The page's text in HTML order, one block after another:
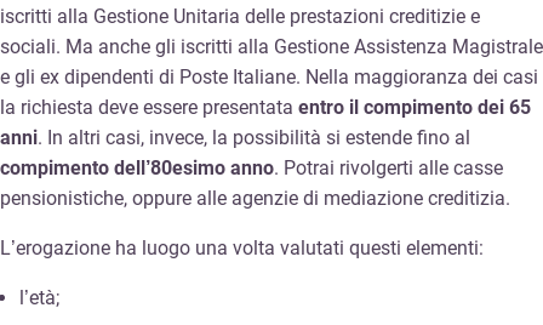
iscritti alla Gestione Unitaria delle prestazioni creditizie e
sociali. Ma anche gli iscritti alla Gestione Assistenza Magistrale
e gli ex dipendenti di Poste Italiane. Nella maggioranza dei casi
la richiesta deve essere presentata entro il compimento dei 65
anni. In altri casi, invece, la possibilità si estende fino al
compimento dell’80esimo anno. Potrai rivolgerti alle casse
pensionistiche, oppure alle agenzie di mediazione creditizia.
L’erogazione ha luogo una volta valutati questi elementi:
l’età;